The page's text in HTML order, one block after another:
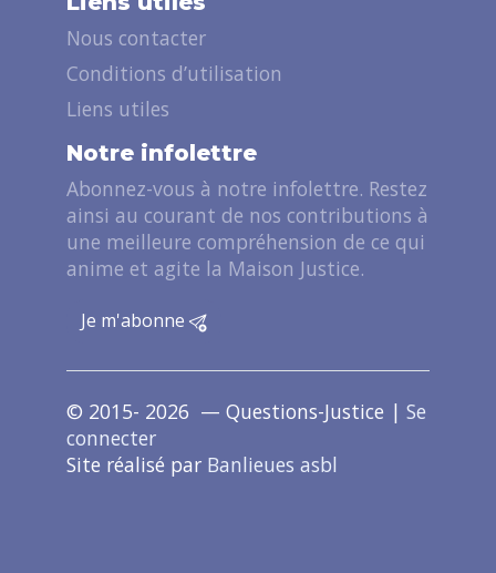
Nous contacter
Conditions d’utilisation
Liens utiles
Notre infolettre
Abonnez-vous à notre infolettre. Restez
ainsi au courant de nos contributions à
une meilleure compréhension de ce qui
anime et agite la Maison Justice.
Je m'abonne
© 2015- 2026 — Questions-Justice | Se
connecter
Site réalisé par Banlieues asbl